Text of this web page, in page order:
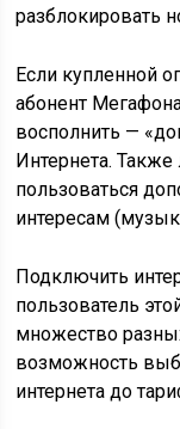
разблокировать
Если купленной
абонент
восполнить —
Интернета. Также
пользоваться
интересам
Подключить
пользователь
множество
возможность
интернета до